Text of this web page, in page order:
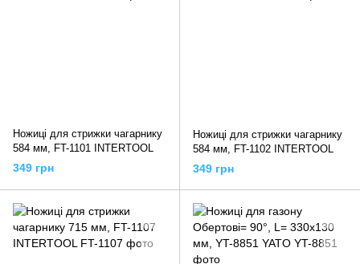
Ножиці для стрижки чагарнику
584 мм, FT-1101 INTERTOOL
349 грн
Ножиці для стрижки чагарнику
584 мм, FT-1102 INTERTOOL
349 грн